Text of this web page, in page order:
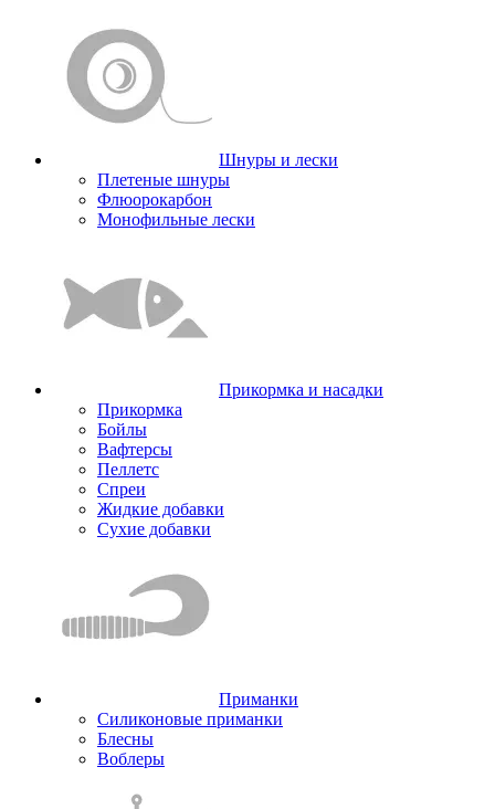
Шнуры и лески
Плетеные шнуры
Флюорокарбон
Монофильные лески
Прикормка и насадки
Прикормка
Бойлы
Вафтерсы
Пеллетс
Спреи
Жидкие добавки
Сухие добавки
Приманки
Силиконовые приманки
Блесны
Воблеры